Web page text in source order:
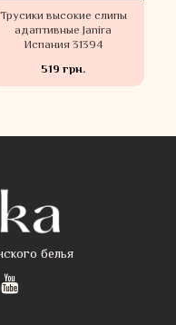
Трусики высокие слипы
адаптивные Janira
Испания 31394
519 грн.
белья